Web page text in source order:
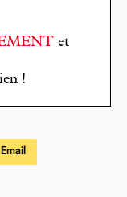
et
!
Email